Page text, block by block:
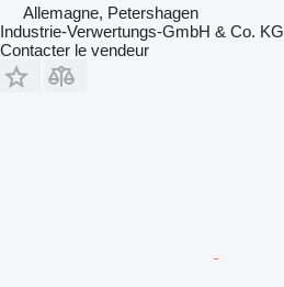
Allemagne, Petershagen
Industrie-Verwertungs-GmbH & Co. KG
Contacter le vendeur